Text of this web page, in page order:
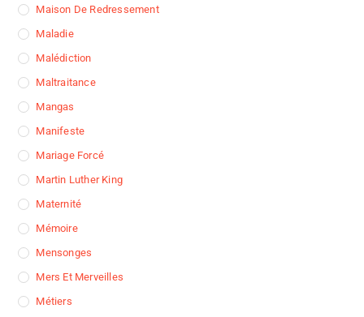
Maison De Redressement
Maladie
Malédiction
Maltraitance
Mangas
Manifeste
Mariage Forcé
Martin Luther King
Maternité
Mémoire
Mensonges
Mers Et Merveilles
Métiers